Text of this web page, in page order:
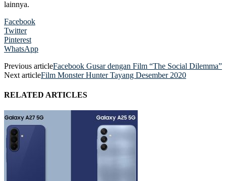
lainnya.
Facebook
Twitter
Pinterest
WhatsApp
Previous articleFacebook Gusar dengan Film “The Social Dilemma”
Next articleFilm Monster Hunter Tayang Desember 2020
RELATED ARTICLES